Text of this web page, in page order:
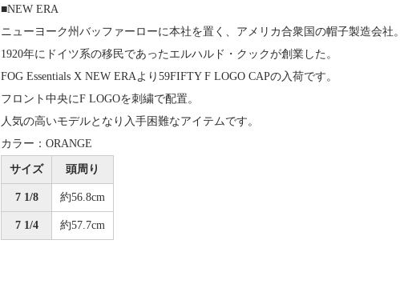
■NEW ERA
ニューヨーク州バッファーローに本社を置く、アメリカ合衆国の帽子製造会社。
1920年にドイツ系の移民であったエルハルド・クックが創業した。
FOG Essentials X NEW ERAより59FIFTY F LOGO CAPの入荷です。
フロント中央にF LOGOを刺繍で配置。
人気の高いモデルとなり入手困難なアイテムです。
カラー：ORANGE
サイズ 頭周り
7 1/8 約56.8cm
7 1/4 約57.7cm